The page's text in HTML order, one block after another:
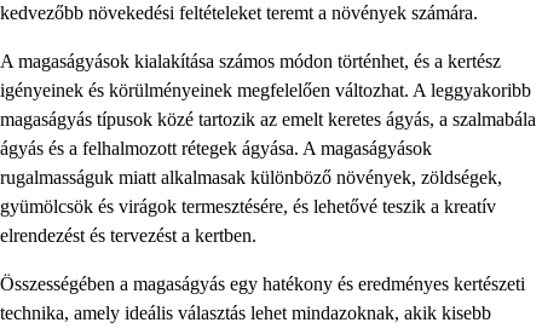
kedvezőbb növekedési feltételeket teremt a növények számára.
A magaságyások kialakítása számos módon történhet, és a kertész
igényeinek és körülményeinek megfelelően változhat. A leggyakoribb
magaságyás típusok közé tartozik az emelt keretes ágyás, a szalmabála
ágyás és a felhalmozott rétegek ágyása. A magaságyások
rugalmasságuk miatt alkalmasak különböző növények, zöldségek,
gyümölcsök és virágok termesztésére, és lehetővé teszik a kreatív
elrendezést és tervezést a kertben.
Összességében a magaságyás egy hatékony és eredményes kertészeti
technika, amely ideális választás lehet mindazoknak, akik kisebb